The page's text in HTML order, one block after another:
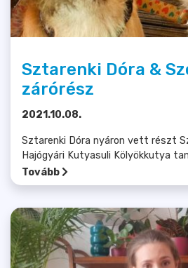
Sztarenki Dóra &
zárórész
2021.10.08.
Sztarenki Dóra nyáron vett részt
Hajógyári Kutyasuli Kölyökkutya
Tovább